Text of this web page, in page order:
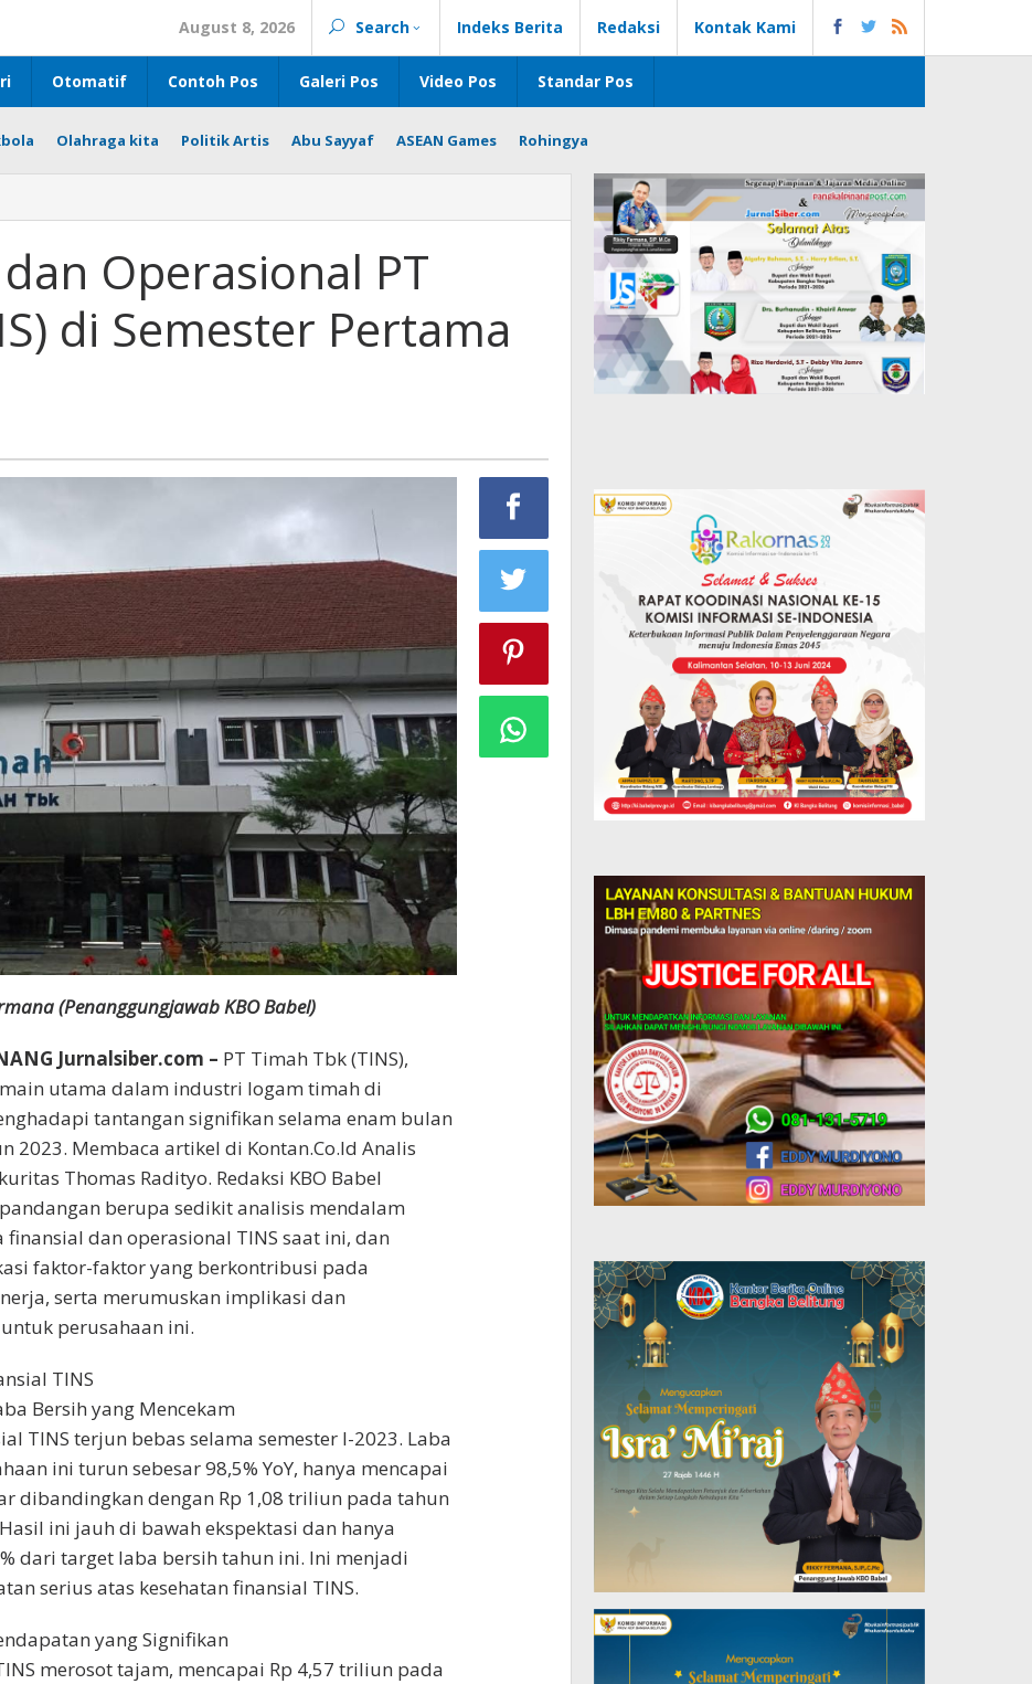
August 8, 2026 Search Indeks Berita Redaksi Kontak Kami
Otomatif Contoh Pos Galeri Pos Video Pos Standar Pos
Olahraga kita Politik Artis Abu Sayyaf ASEAN Games Rohingya
Operasional PT
di Semester Pertama
(Penanggungjawab KBO Babel)
Jurnalsiber.com – PT Timah Tbk (TINS),
utama dalam industri logam timah di
tantangan signifikan selama enam bulan
2023. Membaca artikel di Kontan.Co.Id Analis
Thomas Radityo. Redaksi KBO Babel
berupa sedikit analisis mendalam
dan operasional TINS saat ini, dan
faktor-faktor yang berkontribusi pada
serta merumuskan implikasi dan
perusahaan ini.
TINS
Bersih yang Mencekam
TINS terjun bebas selama semester I-2023. Laba
ini turun sebesar 98,5% YoY, hanya mencapai
dibandingkan dengan Rp 1,08 triliun pada tahun
ini jauh di bawah ekspektasi dan hanya
dari target laba bersih tahun ini. Ini menjadi
serius atas kesehatan finansial TINS.
yang Signifikan
merosot tajam, mencapai Rp 4,57 triliun pada